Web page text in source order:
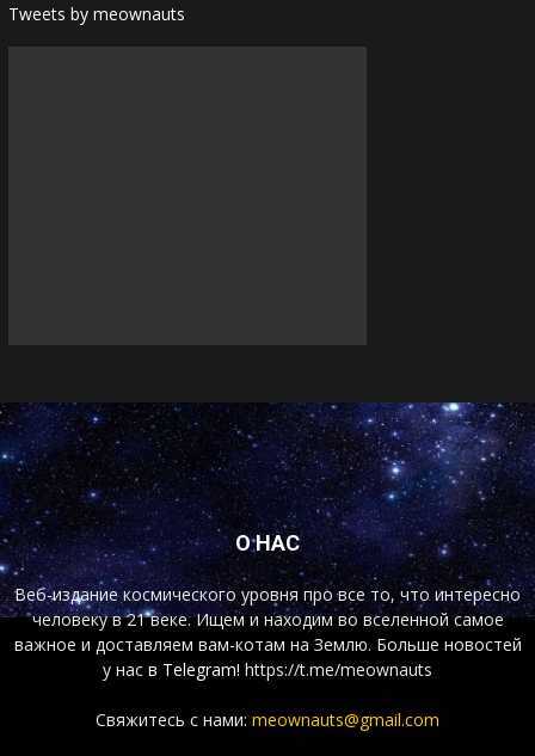
Tweets by meownauts
О НАС
Веб-издание космического уровня про все то, что интересно
человеку в 21 веке. Ищем и находим во вселенной самое
важное и доставляем вам-котам на Землю. Больше новостей
у нас в Telegram! https://t.me/meownauts
Свяжитесь с нами: meownauts@gmail.com